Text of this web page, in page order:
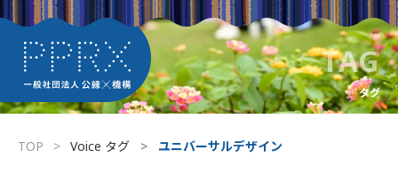
TAG
タグ
TOP Voice タグ ユニバーサルデザイン